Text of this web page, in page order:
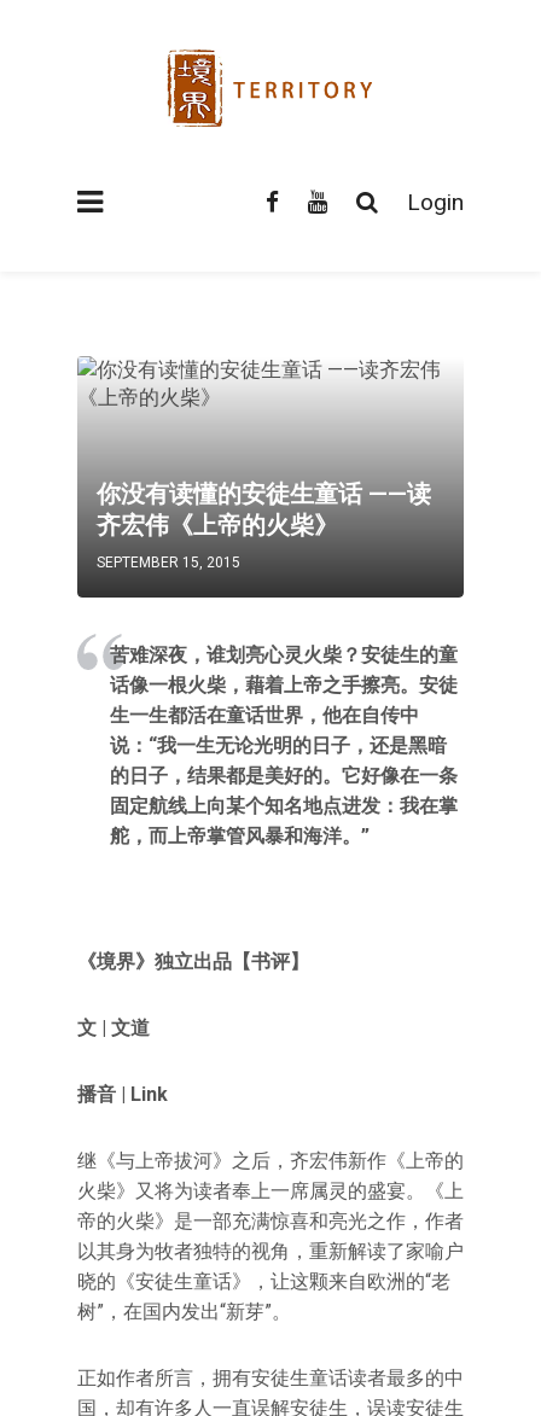
Login
你没有读懂的安徒生童话 ——读
齐宏伟《上帝的火柴》
SEPTEMBER 15, 2015
苦难深夜，谁划亮心灵火柴？安徒生的童
话像一根火柴，藉着上帝之手擦亮。安徒
生一生都活在童话世界，他在自传中
说：“我一生无论光明的日子，还是黑暗
的日子，结果都是美好的。它好像在一条
固定航线上向某个知名地点进发：我在掌
舵，而上帝掌管风暴和海洋。”
《境界》独立出品【书评】
文 | 文道
播音 | Link
继《与上帝拔河》之后，齐宏伟新作《上帝的
火柴》又将为读者奉上一席属灵的盛宴。《上
帝的火柴》是一部充满惊喜和亮光之作，作者
以其身为牧者独特的视角，重新解读了家喻户
晓的《安徒生童话》，让这颗来自欧洲的“老
树”，在国内发出“新芽”。
正如作者所言，拥有安徒生童话读者最多的中
国，却有许多人一直误解安徒生，误读安徒生